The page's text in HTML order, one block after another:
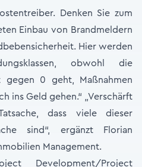
Denken Sie zum
Einbau von Brandmeldern
Hier werden
obwohl die
gegen 0 geht, Maßnahmen
ins Geld gehen.“ „Verschärft
dass viele dieser
sind“, ergänzt Florian
Management.
Development/Project